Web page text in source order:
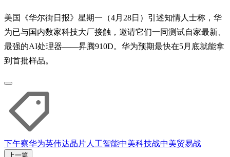
美国《华尔街日报》星期一（4月28日）引述知情人士称，华
为已与国内数家科技大厂接触，邀请它们一同测试自家最新、
最强的AI处理器——昇腾910D。华为预期最快在5月底就能拿
到首批样品。
下午察华为英伟达晶片人工智能中美科技战中美贸易战
上一篇